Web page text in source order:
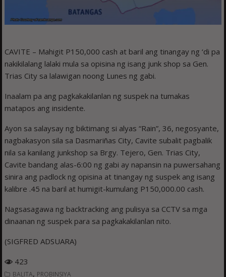
CAVITE – Mahigit P150,000 cash at baril ang tinangay ng ‘di pa
nakikilalang lalaki mula sa opisina ng isang junk shop sa Gen.
Trias City sa lalawigan noong Lunes ng gabi.
Inaalam pa ang pagkakakilanlan ng suspek na tumakas
matapos ang insidente.
Ayon sa salaysay ng biktimang si alyas “Rain”, 36, negosyante,
nagbakasyon sila sa Dasmariñas City, Cavite subalit pagbalik
nila sa kanilang junkshop sa Brgy. Tejero, Gen. Trias City,
Cavite bandang alas-6:00 ng gabi ay napansin na puwersahang
sinira ang padlock ng opisina at tinangay ng suspek ang isang
kalibre .45 na baril at humigit-kumulang P150,000.00 cash.
Nagsasagawa ng backtracking ang pulisya sa CCTV sa mga
dinaanan ng suspek para sa pagkakakilanlan nito.
(SIGFRED ADSUARA)
423
BALITA, PROBINSIYA